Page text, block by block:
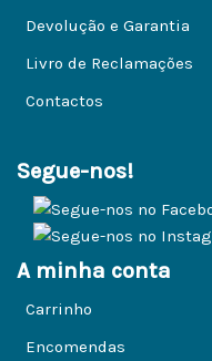
Devolução e Garantia
Livro de Reclamações
Contactos
Segue-nos!
A minha conta
Carrinho
Encomendas